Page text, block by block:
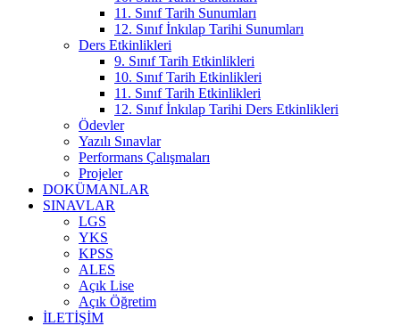
11. Sınıf Tarih Sunumları
12. Sınıf İnkılap Tarihi Sunumları
Ders Etkinlikleri
9. Sınıf Tarih Etkinlikleri
10. Sınıf Tarih Etkinlikleri
11. Sınıf Tarih Etkinlikleri
12. Sınıf İnkılap Tarihi Ders Etkinlikleri
Ödevler
Yazılı Sınavlar
Performans Çalışmaları
Projeler
DOKÜMANLAR
SINAVLAR
LGS
YKS
KPSS
ALES
Açık Lise
Açık Öğretim
İLETIŞIM